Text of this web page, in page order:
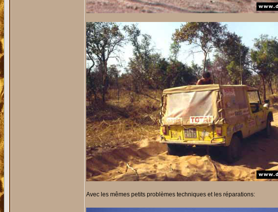
Avec les mêmes petits problèmes techniques et les réparations: